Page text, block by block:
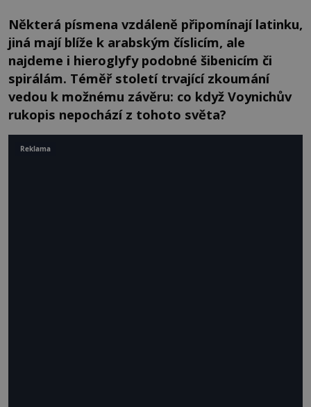
Některá písmena vzdáleně připomínají latinku,
jiná mají blíže k arabským číslicím, ale
najdeme i hieroglyfy podobné šibenicím či
spirálám. Téměř století trvající zkoumání
vedou k možnému závěru: co když Voynichův
rukopis nepochází z tohoto světa?
Reklama